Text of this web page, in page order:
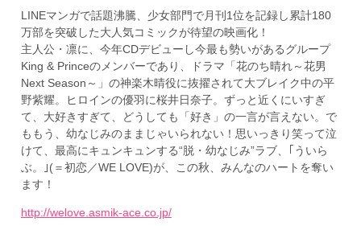
LINEマンガで話題沸騰、少女部門で月刊1位を記録し累計180
万部を突破した大人気コミックが待望の映画化！
主人公・凛に、今年CDデビューし今最も勢いがあるグループ
King & Princeのメンバーであり、ドラマ「花のち晴れ～花男
Next Season～」の神楽木晴役に抜擢されて大ブレイク中の平
野紫耀。ヒロインの優羽に桜井日奈子。ずっと近くにいすぎ
て、大好きすぎて、どうしても「好き」の一言が言えない。で
ももう、幼なじみのままじゃいられない！思いっきり笑って泣
けて、最高にキュンキュンする“脱・幼なじみ”ラブ、｢ういら
ぶ。｣(＝初恋／WE LOVE)が、この秋、みんなのハートを奪い
ます！
http://welove.asmik-ace.co.jp/